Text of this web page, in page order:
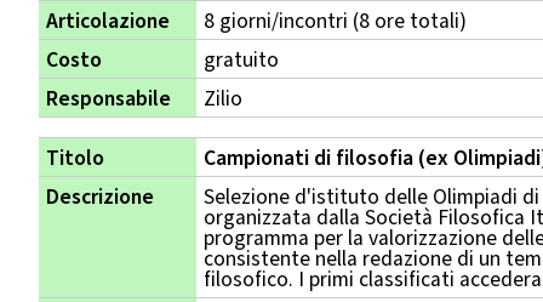
Articolazione
8 giorni/incontri (8 ore totali)
Costo
gratuito
Responsabile
Zilio
Titolo
Campionati di filosofia (ex
Descrizione
Selezione d'istituto delle Olimpiadi
organizzata dalla Società Filosofica
programma per la valorizzazione
consistente nella redazione di un
filosofico. I primi classificati